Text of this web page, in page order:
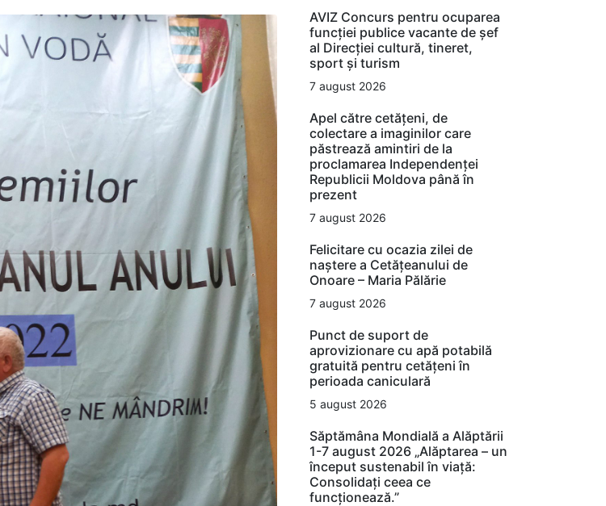
AVIZ Concurs pentru ocuparea
funcţiei publice vacante de şef
al Direcţiei cultură, tineret,
sport şi turism
7 august 2026
Apel către cetățeni, de
colectare a imaginilor care
păstrează amintiri de la
proclamarea Independenței
Republicii Moldova până în
prezent
7 august 2026
Felicitare cu ocazia zilei de
naștere a Cetățeanului de
Onoare – Maria Pălărie
7 august 2026
Punct de suport de
aprovizionare cu apă potabilă
gratuită pentru cetățeni în
perioada caniculară
5 august 2026
Săptămâna Mondială a Alăptării
1-7 august 2026 „Alăptarea – un
început sustenabil în viață:
Consolidați ceea ce
funcționează.”